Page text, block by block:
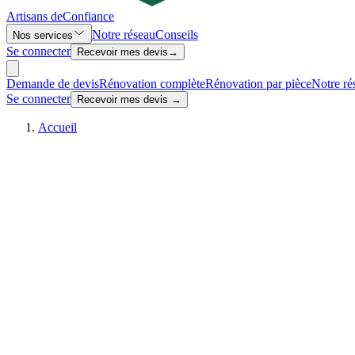
Artisans deConfiance
Nos services Notre réseauConseils
Se connecter
Recevoir mes devis →
Demande de devisRénovation complèteRénovation par pièceNotre
Se connecter
Recevoir mes devis →
Accueil